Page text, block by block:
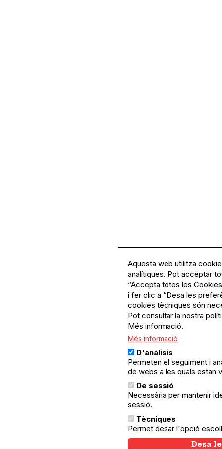
Aquesta web utilitza
analítiques. Pot acceptar
“Accepta totes les
i fer clic a “Desa les
cookies tècniques són
Pot consultar la nostra
Més informació.
Més informació
D'anàlisis
Permeten el seguiment i
de webs a les quals estan
De sessió
Necessària per mantenir
sessió.
Tècniques
Permet desar l'opció
Desa